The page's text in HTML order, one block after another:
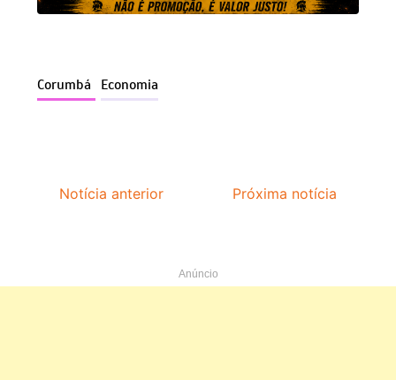
Corumbá Economia
Notícia anterior Próxima notícia
Anúncio